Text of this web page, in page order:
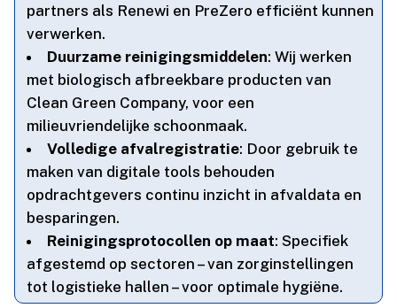
partners als Renewi en PreZero efficiënt kunnen
verwerken.​
Duurzame reinigingsmiddelen: Wij werken
met biologisch afbreekbare producten van
Clean Green Company, voor een
milieuvriendelijke schoonmaak.​
Volledige afvalregistratie: Door gebruik te
maken van digitale tools behouden
opdrachtgevers continu inzicht in afvaldata en
besparingen.​
Reinigingsprotocollen op maat: Specifiek
afgestemd op sectoren – van zorginstellingen
tot logistieke hallen – voor optimale hygiëne.​